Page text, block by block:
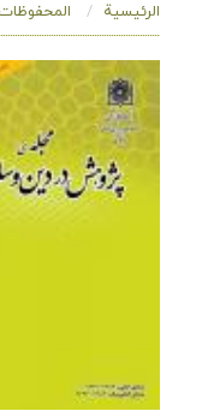
الرئيسية المحفوظات